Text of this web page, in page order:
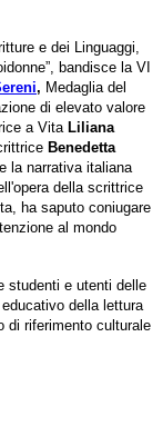
e dei Linguaggi,
bandisce la VI
, Medaglia del
di elevato valore
a Vita Liliana
Benedetta
la narrativa italiana
della scrittrice
ha saputo coniugare
al mondo
studenti e utenti delle
della lettura
di riferimento culturale